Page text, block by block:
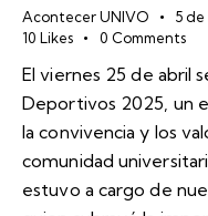
Acontecer UNIVO 5 de
10 Likes 0 Comments
El viernes 25 de abril
Deportivos 2025, un
la convivencia y los
comunidad
estuvo a cargo de